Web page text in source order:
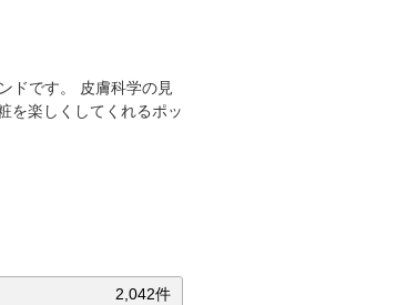
ドです。 皮膚科学の見
を楽しくしてくれるポッ
2,042件